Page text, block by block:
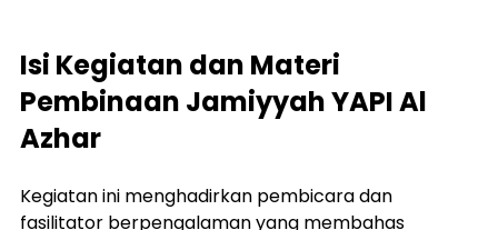
Isi Kegiatan dan Materi
Pembinaan Jamiyyah YAPI Al
Azhar
Kegiatan ini menghadirkan pembicara dan
fasilitator berpengalaman yang membahas